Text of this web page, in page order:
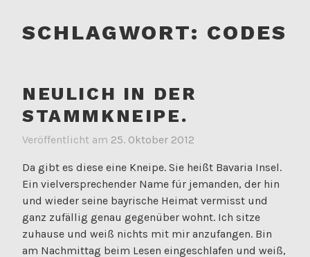
SCHLAGWORT: CODES
NEULICH IN DER
STAMMKNEIPE.
Veröffentlicht am 25. Oktober 2012
Da gibt es diese eine Kneipe. Sie heißt Bavaria Insel.
Ein vielversprechender Name für jemanden, der hin
und wieder seine bayrische Heimat vermisst und
ganz zufällig genau gegenüber wohnt. Ich sitze
zuhause und weiß nichts mit mir anzufangen. Bin
am Nachmittag beim Lesen eingeschlafen und weiß,